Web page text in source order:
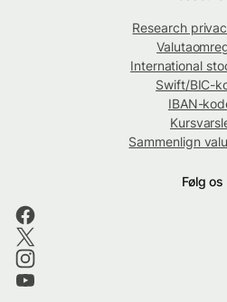
Research
International
Swift/BIC-
IBAN-
Sammenlign
Følg os